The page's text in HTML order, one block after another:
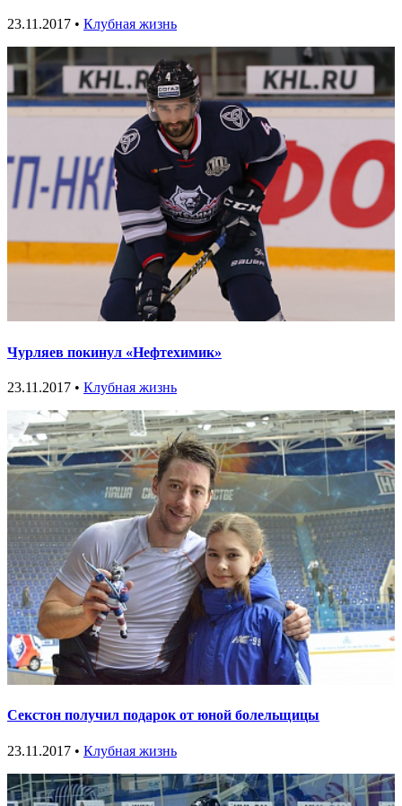
23.11.2017 • Клубная жизнь
Чурляев покинул «Нефтехимик»
23.11.2017 • Клубная жизнь
Секстон получил подарок от юной болельщицы
23.11.2017 • Клубная жизнь